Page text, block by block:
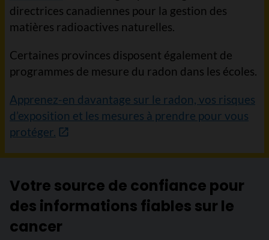
directrices canadiennes pour la gestion des
matières radioactives naturelles.
Certaines provinces disposent également de
programmes de mesure du radon dans les écoles.
Apprenez-en davantage sur le radon, vos risques
d’exposition et les mesures à prendre pour vous
protéger.
Votre source de confiance pour
des informations fiables sur le
cancer